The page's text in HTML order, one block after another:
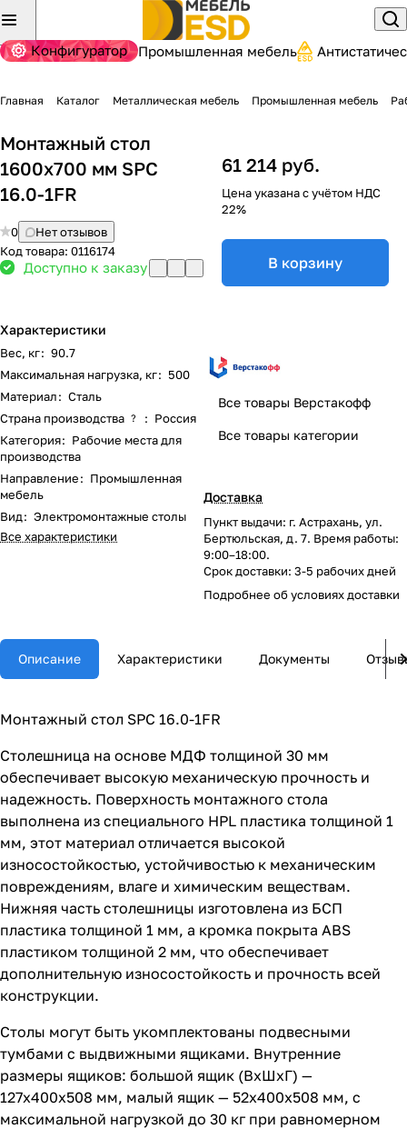
Конфигуратор Промышленная мебель
Главная Каталог Металлическая мебель Промышленная мебель
Монтажный стол
1600х700 мм SPC
16.0-1FR
0
Нет отзывов
Код товара: 0116174
Доступно к заказу
Характеристики
Вес, кг: 90.7
Максимальная нагрузка, кг: 500
Материал: Сталь
Страна производства ? : Россия
Категория: Рабочие места для
производства
Направление: Промышленная
мебель
Вид: Электромонтажные столы
Все характеристики
61 214 руб.
Цена указана с учётом НДС
22%
В корзину
Все товары Верстакофф
Все товары категории
Доставка
Пункт выдачи: г. Астрахань, ул.
Бертюльская, д. 7. Время работы:
9:00–18:00.
Срок доставки: 3-5 рабочих дней
Подробнее обусловиях доставки
Описание Характеристики Документы
Монтажный стол SPC 16.0-1FR
Столешница на основе МДФ толщиной 30 мм
обеспечивает высокую механическую прочность и
надежность. Поверхность монтажного стола
выполнена из специального HPL пластика толщиной 1
мм, этот материал отличается высокой
износостойкостью, устойчивостью к механическим
повреждениям, влаге и химическим веществам.
Нижняя часть столешницы изготовлена из БСП
пластика толщиной 1 мм, а кромка покрыта ABS
пластиком толщиной 2 мм, что обеспечивает
дополнительную износостойкость и прочность всей
конструкции.
Столы могут быть укомплектованы подвесными
тумбами с выдвижными ящиками. Внутренние
размеры ящиков: большой ящик (ВхШхГ) —
127х400х508 мм, малый ящик — 52х400х508 мм, с
максимальной нагрузкой до 30 кг при равномерном